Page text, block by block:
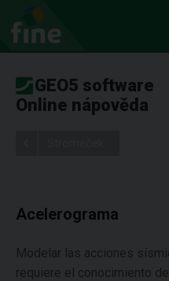
GEO5 software
Online nápověda
Acelerograma
Modelar las acciones
requiere el conocimiento